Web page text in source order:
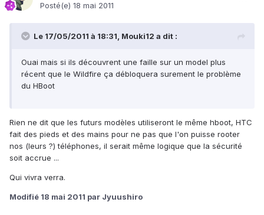
Posté(e) 18 mai 2011
Le 17/05/2011 à 18:31, Mouki12 a dit :
Ouai mais si ils découvrent une faille sur un model plus
récent que le Wildfire ça débloquera surement le problème
du HBoot
Rien ne dit que les futurs modèles utiliseront le même hboot, HTC
fait des pieds et des mains pour ne pas que l'on puisse rooter
nos (leurs ?) téléphones, il serait même logique que la sécurité
soit accrue ...
Qui vivra verra.
Modifié 18 mai 2011 par Jyuushiro